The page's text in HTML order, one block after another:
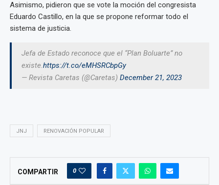
Asimismo, pidieron que se vote la moción del congresista
Eduardo Castillo, en la que se propone reformar todo el
sistema de justicia.
Jefa de Estado reconoce que el “Plan Boluarte” no
existe.https://t.co/eMHSRCbpGy
— Revista Caretas (@Caretas) December 21, 2023
JNJ RENOVACIÓN POPULAR
COMPARTIR 0